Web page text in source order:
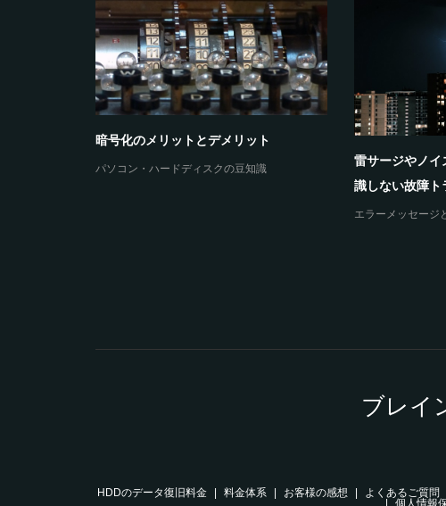
暗号化のメリットとデメリット
パソコン・ハードディスクの豆知識
雷サージやノ
識しない故障ト
エラーメッセージ
ブレイ
HDDのデータ復旧料金 料金体系 お客様の感想 よくあるご質問